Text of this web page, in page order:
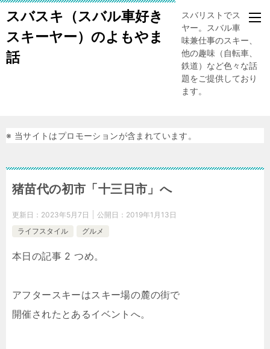
スバスキ（スバル車好き
スキーヤー）のよもやま
話
スバリストでスキー
ヤー。スバル車、趣
味兼仕事のスキー、
他の趣味（自転車、
鉄道）など色々な話
題をご提供しており
ます。
※ 当サイトはプロモーションが含まれています。
猪苗代の初市「十三日市」へ
更新日： 2023年5月7日 公開日： 2019年1月13日
ライフスタイル
グルメ
本日の記事 2 つめ。
アフタースキーはスキー場の麓の街で
開催されたとあるイベントへ。